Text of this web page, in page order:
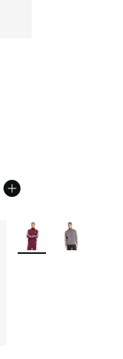
Plus de couleurs